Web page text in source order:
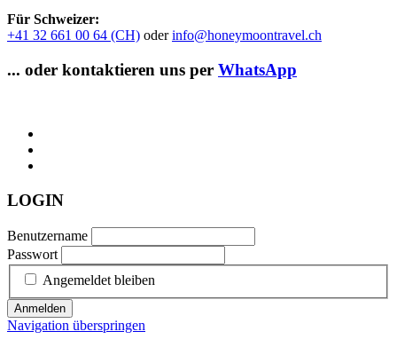
Für Schweizer:
+41 32 661 00 64 (CH) oderinfo@honeymoontravel.ch
... oder kontaktieren uns per WhatsApp
LOGIN
Benutzername
Passwort
Angemeldet bleiben
Anmelden
Navigation überspringen